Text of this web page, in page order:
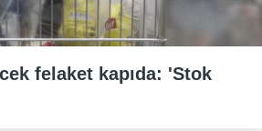
felaket kapıda: 'Stok